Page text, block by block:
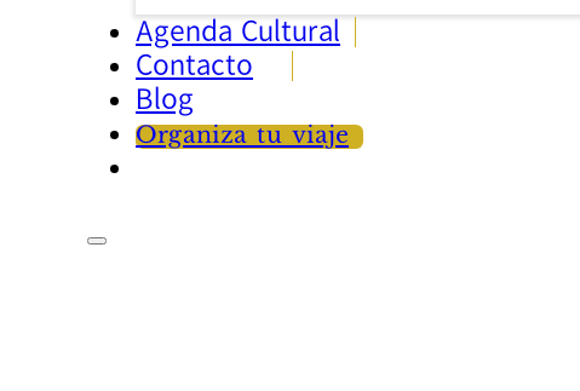
Agenda Cultural
Contacto
Blog
Organiza tu viaje